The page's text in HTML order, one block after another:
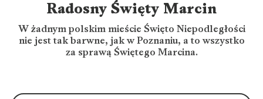
Radosny Święty Marcin
W żadnym polskim mieście Święto Niepodległości
nie jest tak barwne, jak w Poznaniu, a to wszystko
za sprawą Świętego Marcina.